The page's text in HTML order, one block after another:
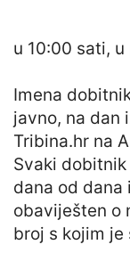
u 10:00 sati,
Imena
javno, na dan
Tribina.hr na
Svaki
dana od
obaviješten o
broj s kojim